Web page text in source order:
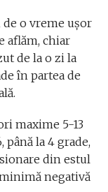
o vreme ușor
aflăm, chiar
de la o zi la
în partea de
maxime 5-13
la 4 grade,
din estul
negativă